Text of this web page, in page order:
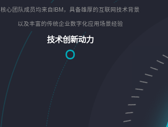
核心团队成员均来自IBM，具备雄厚的互联网技术背景
以及丰富的传统企业数字化应用场景经验
技术创新动力